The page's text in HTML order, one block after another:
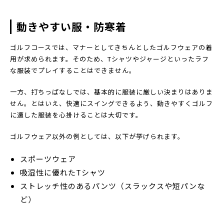
動きやすい服・防寒着
ゴルフコースでは、マナーとしてきちんとしたゴルフウェアの着
用が求められます。そのため、Tシャツやジャージといったラフ
な服装でプレイすることはできません。
一方、打ちっぱなしでは、基本的に服装に厳しい決まりはありま
せん。とはいえ、快適にスイングできるよう、動きやすくゴルフ
に適した服装を心掛けることは大切です。
ゴルフウェア以外の例としては、以下が挙げられます。
スポーツウェア
吸湿性に優れたTシャツ
ストレッチ性のあるパンツ（スラックスや短パンな
ど）